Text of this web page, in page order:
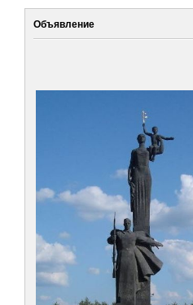
Объявление